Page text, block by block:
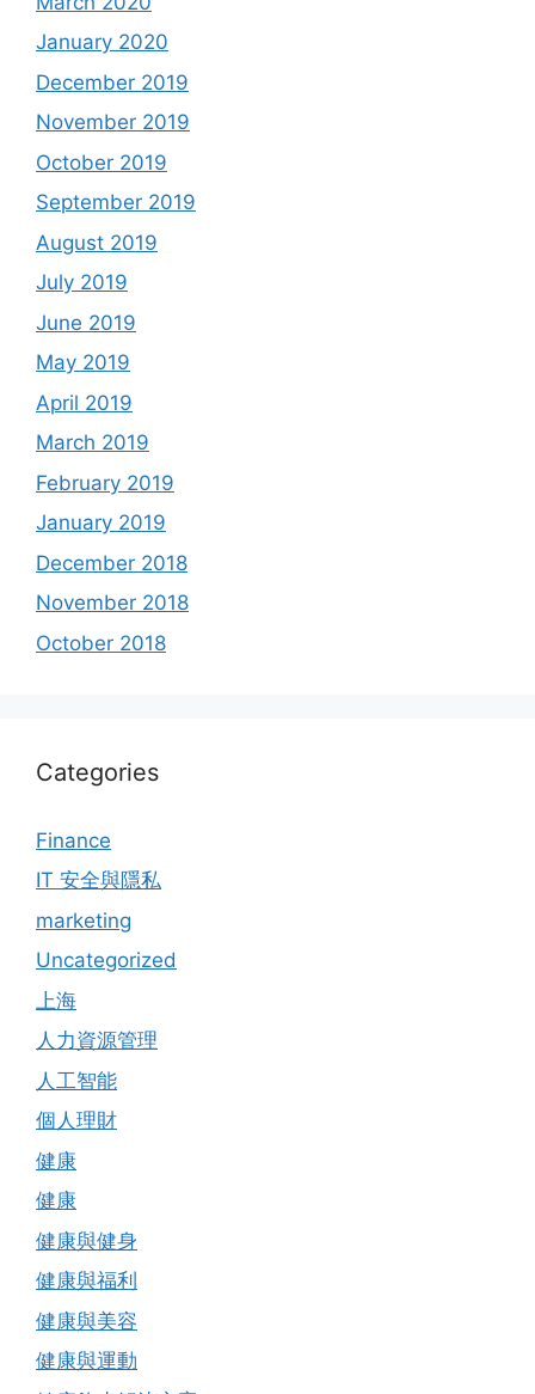
January 2020
December 2019
November 2019
October 2019
September 2019
August 2019
July 2019
June 2019
May 2019
April 2019
March 2019
February 2019
January 2019
December 2018
November 2018
October 2018
Categories
Finance
IT 安全與隱私
marketing
Uncategorized
上海
人力資源管理
人工智能
個人理財
健康
健康
健康與健身
健康與福利
健康與美容
健康與運動